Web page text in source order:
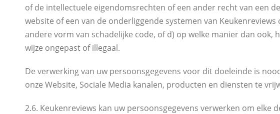
of de intellectuele eigendomsrechten of een ander recht van een
website of een van de onderliggende systemen van
andere vorm van schadelijke code, of d) op welke manier dan
wijze ongepast of illegaal.
De verwerking van uw persoonsgegevens voor dit doeleinde is
onze Website, Sociale Media kanalen, producten en diensten te
2.6. Keukenreviews kan uw persoonsgegevens verwerken om